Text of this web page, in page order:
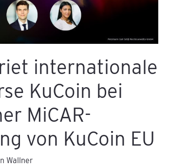
internationale
KuCoin bei
MiCAR-
von KuCoin EU
Wallner